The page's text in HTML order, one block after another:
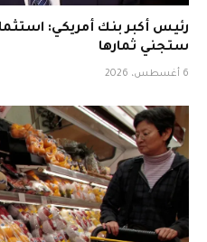
رئيس أكبر بنك أمريكي:
ستجني ثمارها
6 أغسطس، 2026